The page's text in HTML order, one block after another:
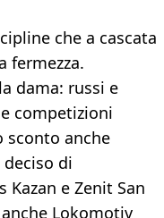
che a cascata
fermezza.
dama: russi e
competizioni
sconto anche
deciso di
Kazan e Zenit San
Lokomotiv